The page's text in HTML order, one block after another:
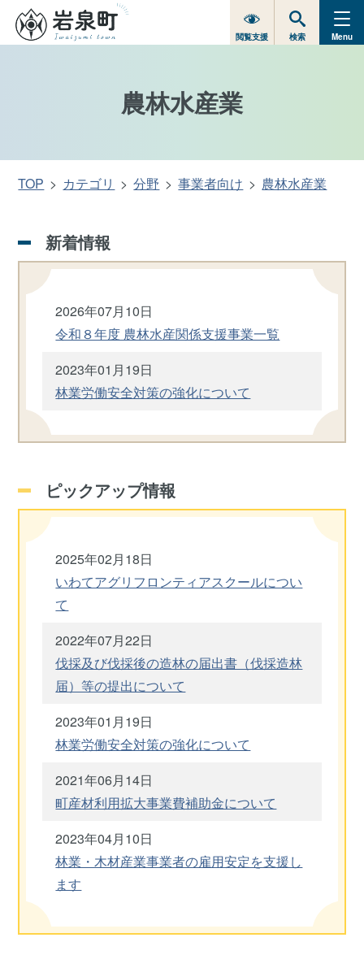
閲覧支援 検索 Menu
農林水産業
TOP カテゴリ 分野 事業者向け 農林水産業
新着情報
2026年07月10日
令和８年度 農林水産関係支援事業一覧
2023年01月19日
林業労働安全対策の強化について
ピックアップ情報
2025年02月18日
いわてアグリフロンティアスクールについ
て
2022年07月22日
伐採及び伐採後の造林の届出書（伐採造林
届）等の提出について
2023年01月19日
林業労働安全対策の強化について
2021年06月14日
町産材利用拡大事業費補助金について
2023年04月10日
林業・木材産業事業者の雇用安定を支援し
ます